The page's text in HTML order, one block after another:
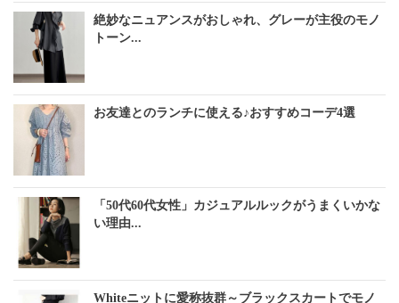
絶妙なニュアンスがおしゃれ、グレーが主役のモノ
トーン...
お友達とのランチに使える♪おすすめコーデ4選
「50代60代女性」カジュアルルックがうまくいかな
い理由...
Whiteニットに愛称抜群～ブラックスカートでモノ